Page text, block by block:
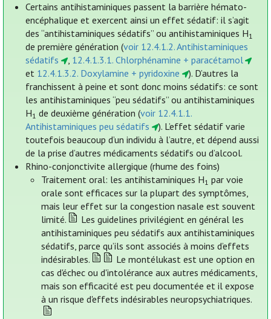
Certains antihistaminiques passent la barrière hémato-
encéphalique et exercent ainsi un effet sédatif: il s’agit
des “antihistaminiques sédatifs” ou antihistaminiques H1
de première génération (voir 12.4.1.2. Antihistaminiques
sédatifs
, 12.4.1.3.1. Chlorphénamine + paracétamol
et 12.4.1.3.2. Doxylamine + pyridoxine
). D’autres la
franchissent à peine et sont donc moins sédatifs: ce sont
les antihistaminiques “peu sédatifs” ou antihistaminiques
H1 de deuxième génération (voir 12.4.1.1.
Antihistaminiques peu sédatifs
). L’effet sédatif varie
toutefois beaucoup d’un individu à l’autre, et dépend aussi
de la prise d’autres médicaments sédatifs ou d’alcool.
Rhino-conjonctivite allergique (rhume des foins)
Traitement oral: les antihistaminiques H1 par voie
orale sont efficaces sur la plupart des symptômes,
mais leur effet sur la congestion nasale est souvent
limité.
Les guidelines privilégient en général les
antihistaminiques peu sédatifs aux antihistaminiques
sédatifs, parce qu’ils sont associés à moins d’effets
indésirables.
Le montélukast est une option en
cas d'échec ou d'intolérance aux autres médicaments,
mais son efficacité est peu documentée et il expose
à un risque d'effets indésirables neuropsychiatriques.